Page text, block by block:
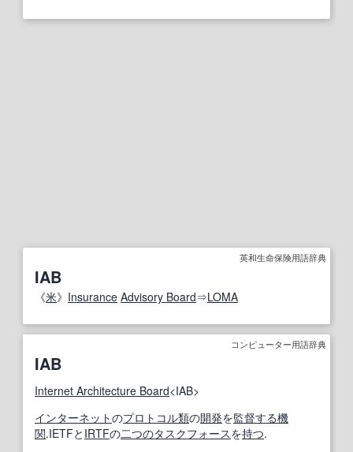
英和生命保険用語辞典
IAB
《米》 Insurance Advisory Board⇒LOMA
コンピューター用語辞典
IAB
Internet Architecture Board<IAB>
インターネットのプロトコル類の開発を監督する機
関.IETFと IRTFの二つのタスクフォースを持つ.